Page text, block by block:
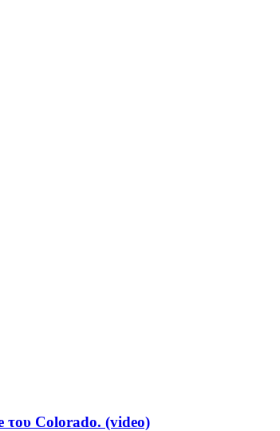
του Colorado. (video)